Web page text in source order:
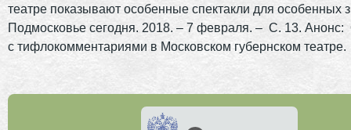
театре показывают особенные спектакли для особенных
Подмосковье сегодня. 2018. – 7 февраля. – С. 13. Анонс:
с тифлокомментариями в Московском губернском театре.